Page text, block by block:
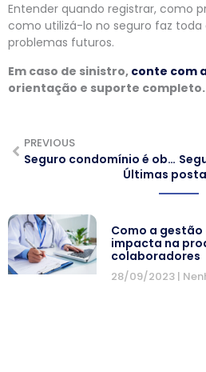
Entender quando registrar, como
como utilizá-lo no seguro faz
problemas futuros.
Em caso de sinistro, conte com
orientação e suporte completo.
PREVIOUS
Seguro condomínio é obrigatório? Entenda a responsabilidade do síndico e dos moradores
Últimas
Como a
impacta na
colaboradores
28/09/2023